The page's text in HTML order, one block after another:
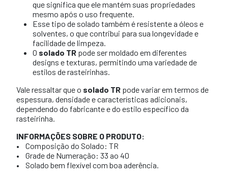
que significa que ele mantém suas propriedades
mesmo após o uso frequente.
Esse tipo de solado também é resistente a óleos e
solventes, o que contribui para sua longevidade e
facilidade de limpeza.
O solado TR pode ser moldado em diferentes
designs e texturas, permitindo uma variedade de
estilos de rasteirinhas.
Vale ressaltar que o solado TR pode variar em termos de
espessura, densidade e características adicionais,
dependendo do fabricante e do estilo específico da
rasteirinha.
INFORMAÇÕES SOBRE O PRODUTO:
• Composição do Solado: TR
• Grade de Numeração: 33 ao 40
• Solado bem flexível com boa aderência.